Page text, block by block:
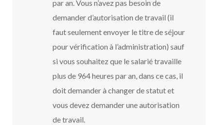
par an. Vous n’avez pas besoin de
demander d’autorisation de travail (il
faut seulement envoyer le titre de séjour
pour vérification à l’administration) sauf
si vous souhaitez que le salarié travaille
plus de 964 heures par an, dans ce cas, il
doit demander à changer de statut et
vous devez demander une autorisation
de travail.